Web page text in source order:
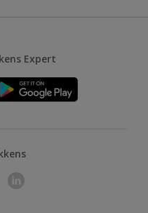
Expert